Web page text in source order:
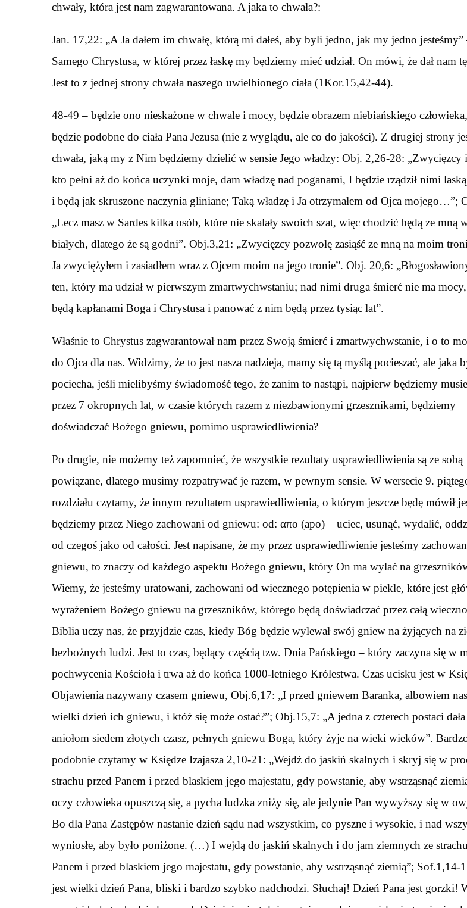
chwały, która jest nam zagwarantowana. A jaka to chwała?:
Jan. 17,22: „A Ja dałem im chwałę, którą mi dałeś, aby byli jedno, jak my jedno jesteśmy”
Samego Chrystusa, w której przez łaskę my będziemy mieć udział. On mówi, że dał nam tę
Jest to z jednej strony chwała naszego uwielbionego ciała (1Kor.15,42-44).
48-49 – będzie ono nieskażone w chwale i mocy, będzie obrazem niebiańskiego
będzie podobne do ciała Pana Jezusa (nie z wyglądu, ale co do jakości). Z drugiej strony
chwała, jaką my z Nim będziemy dzielić w sensie Jego władzy: Obj. 2,26-28: „Zwycięzcy
kto pełni aż do końca uczynki moje, dam władzę nad poganami, I będzie rządził nimi
i będą jak skruszone naczynia gliniane; Taką władzę i Ja otrzymałem od Ojca mojego…”;
„Lecz masz w Sardes kilka osób, które nie skalały swoich szat, więc chodzić będą ze mną
białych, dlatego że są godni”. Obj.3,21: „Zwycięzcy pozwolę zasiąść ze mną na moim
Ja zwyciężyłem i zasiadłem wraz z Ojcem moim na jego tronie”. Obj. 20,6:
ten, który ma udział w pierwszym zmartwychwstaniu; nad nimi druga śmierć nie ma
będą kapłanami Boga i Chrystusa i panować z nim będą przez tysiąc lat”.
Właśnie to Chrystus zagwarantował nam przez Swoją śmierć i zmartwychwstanie, i o to
do Ojca dla nas. Widzimy, że to jest nasza nadzieja, mamy się tą myślą pocieszać, ale jaka
pociecha, jeśli mielibyśmy świadomość tego, że zanim to nastąpi, najpierw będziemy
przez 7 okropnych lat, w czasie których razem z niezbawionymi grzesznikami, będziemy
doświadczać Bożego gniewu, pomimo usprawiedliwienia?
Po drugie, nie możemy też zapomnieć, że wszystkie rezultaty usprawiedliwienia są ze sobą
powiązane, dlatego musimy rozpatrywać je razem, w pewnym sensie. W wersecie 9.
rozdziału czytamy, że innym rezultatem usprawiedliwienia, o którym jeszcze będę mówił
będziemy przez Niego zachowani od gniewu: od: απο (apo) – uciec, usunąć, wydalić,
od czegoś jako od całości. Jest napisane, że my przez usprawiedliwienie jesteśmy
gniewu, to znaczy od każdego aspektu Bożego gniewu, który On ma wylać na
Wiemy, że jesteśmy uratowani, zachowani od wiecznego potępienia w piekle, które jest
wyrażeniem Bożego gniewu na grzeszników, którego będą doświadczać przez całą
Biblia uczy nas, że przyjdzie czas, kiedy Bóg będzie wylewał swój gniew na żyjących na
bezbożnych ludzi. Jest to czas, będący częścią tzw. Dnia Pańskiego – który zaczyna się w
pochwycenia Kościoła i trwa aż do końca 1000-letniego Królestwa. Czas ucisku jest w
Objawienia nazywany czasem gniewu, Obj.6,17: „I przed gniewem Baranka, albowiem
wielki dzień ich gniewu, i któż się może ostać?”; Obj.15,7: „A jedna z czterech postaci
aniołom siedem złotych czasz, pełnych gniewu Boga, który żyje na wieki wieków”.
podobnie czytamy w Księdze Izajasza 2,10-21: „Wejdź do jaskiń skalnych i skryj się w
strachu przed Panem i przed blaskiem jego majestatu, gdy powstanie, aby wstrząsnąć
oczy człowieka opuszczą się, a pycha ludzka zniży się, ale jedynie Pan wywyższy się w
Bo dla Pana Zastępów nastanie dzień sądu nad wszystkim, co pyszne i wysokie, i nad
wyniosłe, aby było poniżone. (…) I wejdą do jaskiń skalnych i do jam ziemnych ze
Panem i przed blaskiem jego majestatu, gdy powstanie, aby wstrząsnąć ziemią”; Sof.1,14-
jest wielki dzień Pana, bliski i bardzo szybko nadchodzi. Słuchaj! Dzień Pana jest gorzki!